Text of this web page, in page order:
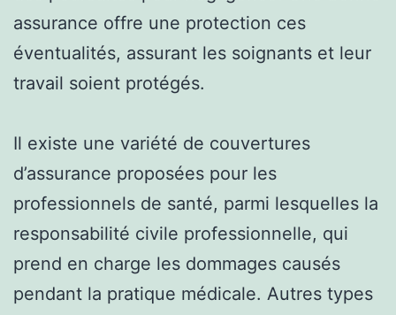
assurance offre une protection ces
éventualités, assurant les soignants et leur
travail soient protégés.
Il existe une variété de couvertures
d’assurance proposées pour les
professionnels de santé, parmi lesquelles la
responsabilité civile professionnelle, qui
prend en charge les dommages causés
pendant la pratique médicale. Autres types